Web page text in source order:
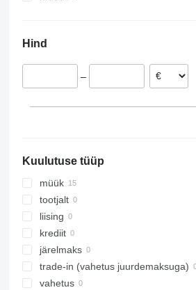
Hind
–
Kuulutuse tüüp
müük
tootjalt
liising
krediit
järelmaks
trade-in (vahetus juurdemaksuga)
vahetus